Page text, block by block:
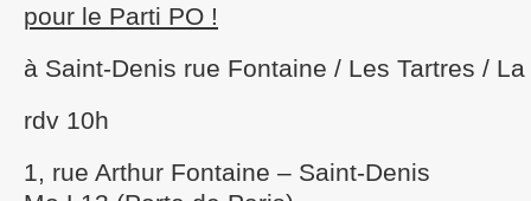
pour le Parti PO !
à Saint-Denis rue Fontaine / Les Tartres /
rdv 10h
1, rue Arthur Fontaine – Saint-Denis